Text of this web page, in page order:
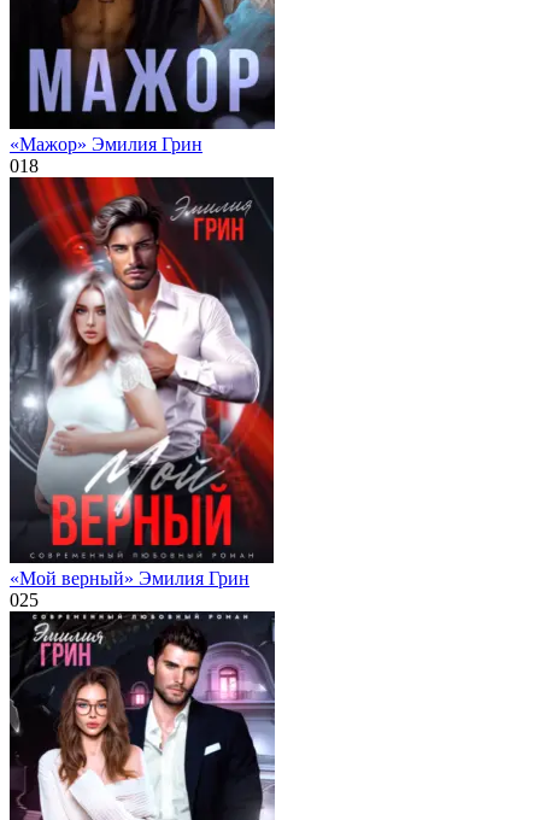
«Мажор» Эмилия Грин
018
«Мой верный» Эмилия Грин
025